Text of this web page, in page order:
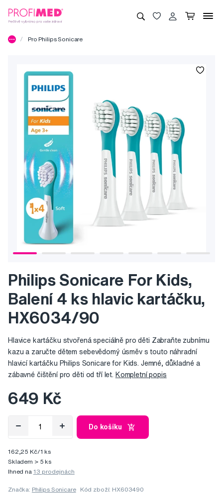
Pro Philips Sonicare
Philips Sonicare For Kids,
Balení 4 ks hlavic kartáčku,
HX6034/90
Hlavice kartáčku stvořená speciálně pro děti Zabraňte zubnímu
kazu a zaručte dětem sebevědomý úsměv s touto náhradní
hlavicí kartáčku Philips Sonicare for Kids. Jemné, důkladné a
zábavné čištění pro děti od tří let. Kompletní popis
649 Kč
Do košíku
162,25 Kč/1 ks
Skladem > 5 ks
Ihned na 13 prodejnách
Značka: Philips Sonicare Kód zboží: HX603490